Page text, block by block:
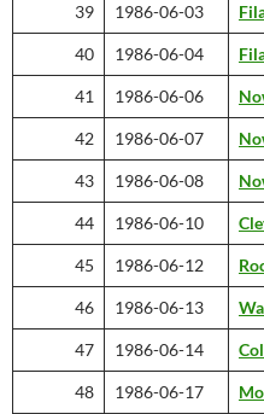
39 1986-06-03
40 1986-06-04
41 1986-06-06
42 1986-06-07
43 1986-06-08
44 1986-06-10
45 1986-06-12
46 1986-06-13
47 1986-06-14
48 1986-06-17